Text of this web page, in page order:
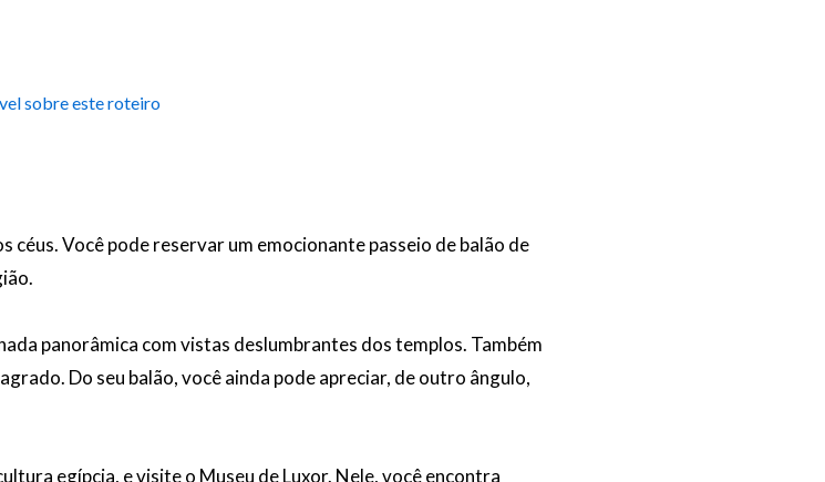
sobre este roteiro
Você pode reservar um emocionante passeio de balão de
panorâmica com vistas deslumbrantes dos templos. Também
Do seu balão, você ainda pode apreciar, de outro ângulo,
egípcia, e visite o Museu de Luxor. Nele, você encontra